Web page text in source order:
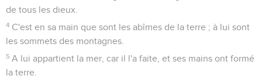
de tous les dieux.
4 C'est en sa main que sont les abîmes de la terre ; à lui sont
les sommets des montagnes.
5 A lui appartient la mer, car il l'a faite, et ses mains ont formé
la terre.